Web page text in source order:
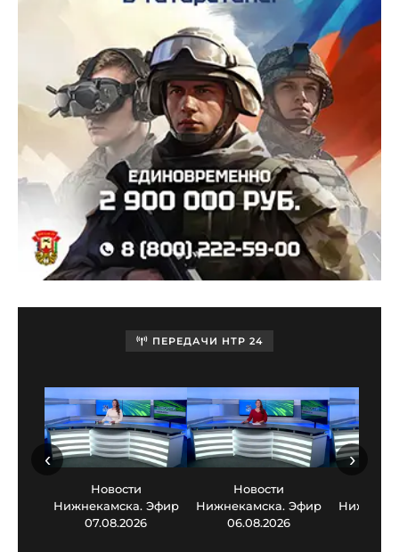
ПЕРЕДАЧИ НТР 24
Новости
Нижнекамска. Эфир
07.08.2026
Новости
Нижнекамска. Эфир
06.08.2026
‹ ›